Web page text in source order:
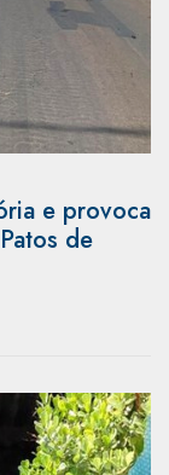
e provoca
de